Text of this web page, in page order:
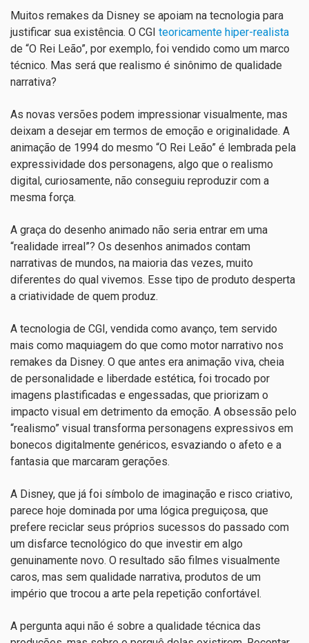
Muitos remakes da Disney se apoiam na tecnologia para
justificar sua existência. O CGI teoricamente hiper-realista
de “O Rei Leão”, por exemplo, foi vendido como um marco
técnico. Mas será que realismo é sinônimo de qualidade
narrativa?
As novas versões podem impressionar visualmente, mas
deixam a desejar em termos de emoção e originalidade. A
animação de 1994 do mesmo “O Rei Leão” é lembrada pela
expressividade dos personagens, algo que o realismo
digital, curiosamente, não conseguiu reproduzir com a
mesma força.
A graça do desenho animado não seria entrar em uma
“realidade irreal”? Os desenhos animados contam
narrativas de mundos, na maioria das vezes, muito
diferentes do qual vivemos. Esse tipo de produto desperta
a criatividade de quem produz.
A tecnologia de CGI, vendida como avanço, tem servido
mais como maquiagem do que como motor narrativo nos
remakes da Disney. O que antes era animação viva, cheia
de personalidade e liberdade estética, foi trocado por
imagens plastificadas e engessadas, que priorizam o
impacto visual em detrimento da emoção. A obsessão pelo
“realismo” visual transforma personagens expressivos em
bonecos digitalmente genéricos, esvaziando o afeto e a
fantasia que marcaram gerações.
A Disney, que já foi símbolo de imaginação e risco criativo,
parece hoje dominada por uma lógica preguiçosa, que
prefere reciclar seus próprios sucessos do passado com
um disfarce tecnológico do que investir em algo
genuinamente novo. O resultado são filmes visualmente
caros, mas sem qualidade narrativa, produtos de um
império que trocou a arte pela repetição confortável.
A pergunta aqui não é sobre a qualidade técnica das